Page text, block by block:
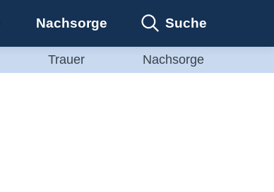
Nachsorge Suche
Trauer Nachsorge